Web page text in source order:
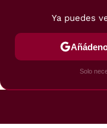
Ya puedes
Solo